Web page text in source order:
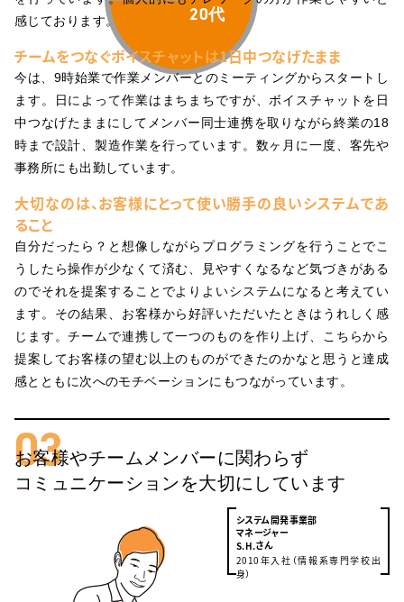
感じております。
チームをつなぐボイスチャットは1日中つなげたまま
今は、9時始業で作業メンバーとのミーティングからスタートし
ます。日によって作業はまちまちですが、ボイスチャットを日
中つなげたままにしてメンバー同士連携を取りながら終業の18
時まで設計、製造作業を行っています。数ヶ月に一度、客先や
事務所にも出勤しています。
大切なのは、お客様にとって使い勝手の良いシステムであ
ること
自分だったら？と想像しながらプログラミングを行うことでこ
うしたら操作が少なくて済む、見やすくなるなど気づきがある
のでそれを提案することでよりよいシステムになると考えてい
ます。その結果、お客様から好評いただいたときはうれしく感
じます。チームで連携して一つのものを作り上げ、こちらから
提案してお客様の望む以上のものができたのかなと思うと達成
感とともに次へのモチベーションにもつながっています。
03
お客様やチームメンバーに関わらず
コミュニケーションを大切にしています
システム開発事業部
マネージャー
S.H.さん
2010年入社（情報系専門学校出
身）